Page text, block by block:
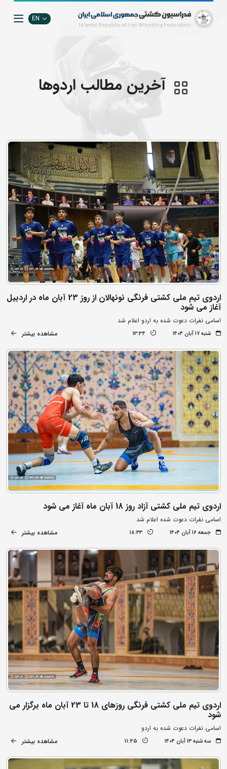
EN
آخرین مطالب اردوها
اردوی تیم ملی کشتی فرنگی نونهالان از روز 23 آبان ماه در اردبیل
آغاز می شود
اسامی نفرات دعوت شده به اردو اعلام شد
شنبه ۱۷ آبان ۱۴۰۴ 13:34 مشاهده بیشتر
اردوی تیم ملی کشتی آزاد روز 18 آبان ماه آغاز می شود
اسامی نفرات دعوت شده اعلام شد
جمعه ۱۶ آبان ۱۴۰۴ 18:33 مشاهده بیشتر
اردوی تیم ملی کشتی فرنگی روزهای 18 تا 23 آبان ماه برگزار می
شود
اسامی نفرات دعوت شده به اردو
سه شنبه ۱۳ آبان ۱۴۰۴ 11:45 مشاهده بیشتر